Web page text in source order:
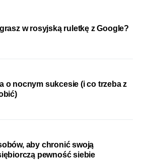
w rosyjską ruletkę z Google?
o nocnym sukcesie (i co trzeba z
aby chronić swoją
pewność siebie